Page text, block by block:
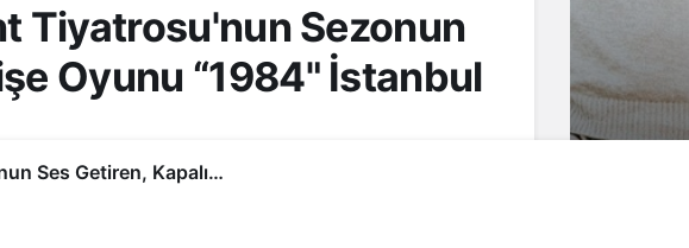
Tiyatrosu'nun Sezonun
Oyunu “1984" İstanbul
Üsküdar Musahipzade Celãl Sahnesi’nde